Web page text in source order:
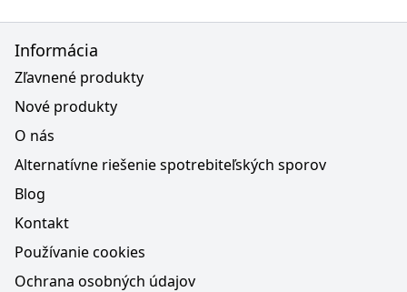
Informácia
Zľavnené produkty
Nové produkty
O nás
Alternatívne riešenie spotrebiteľských sporov
Blog
Kontakt
Používanie cookies
Ochrana osobných údajov